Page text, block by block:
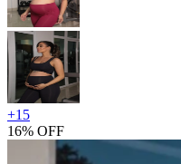
+15
16% OFF